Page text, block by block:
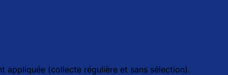
(collecte régulière et sans sélection).